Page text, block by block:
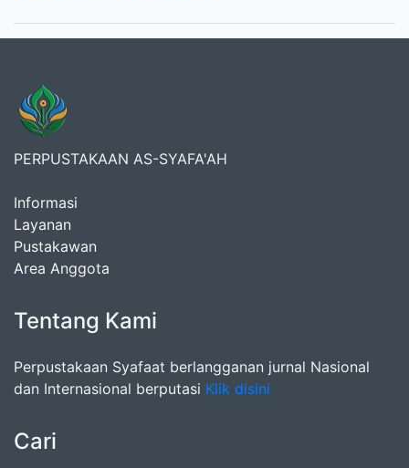
PERPUSTAKAAN AS-SYAFA'AH
Informasi
Layanan
Pustakawan
Area Anggota
Tentang Kami
Perpustakaan Syafaat berlangganan jurnal Nasional
dan Internasional berputasi Klik disini
Cari